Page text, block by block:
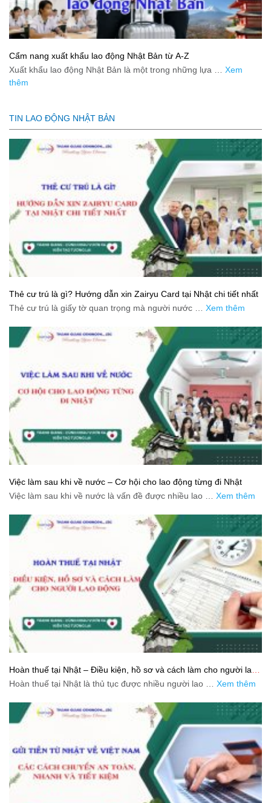
Cẩm nang xuất khẩu lao động Nhật Bản từ A-Z
Xuất khẩu lao động Nhật Bản là một trong những lựa … Xem
thêm
TIN LAO ĐỘNG NHẬT BẢN
Thẻ cư trú là gì? Hướng dẫn xin Zairyu Card tại Nhật chi tiết nhất
Thẻ cư trú là giấy tờ quan trọng mà người nước … Xem thêm
Việc làm sau khi về nước – Cơ hội cho lao động từng đi Nhật
Việc làm sau khi về nước là vấn đề được nhiều lao … Xem thêm
Hoàn thuế tại Nhật – Điều kiện, hồ sơ và cách làm cho người lao
động
Hoàn thuế tại Nhật là thủ tục được nhiều người lao … Xem thêm